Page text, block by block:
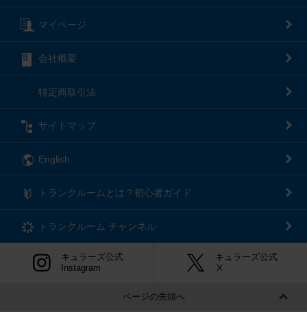
マイページ
会社概要
特定商取引法
サイトマップ
English
トランクルームとは？初心者ガイド
トランクルーム チャンネル
キュラーズ公式
Instagram
キュラーズ公式
Ⅹ
ページの先頭へ